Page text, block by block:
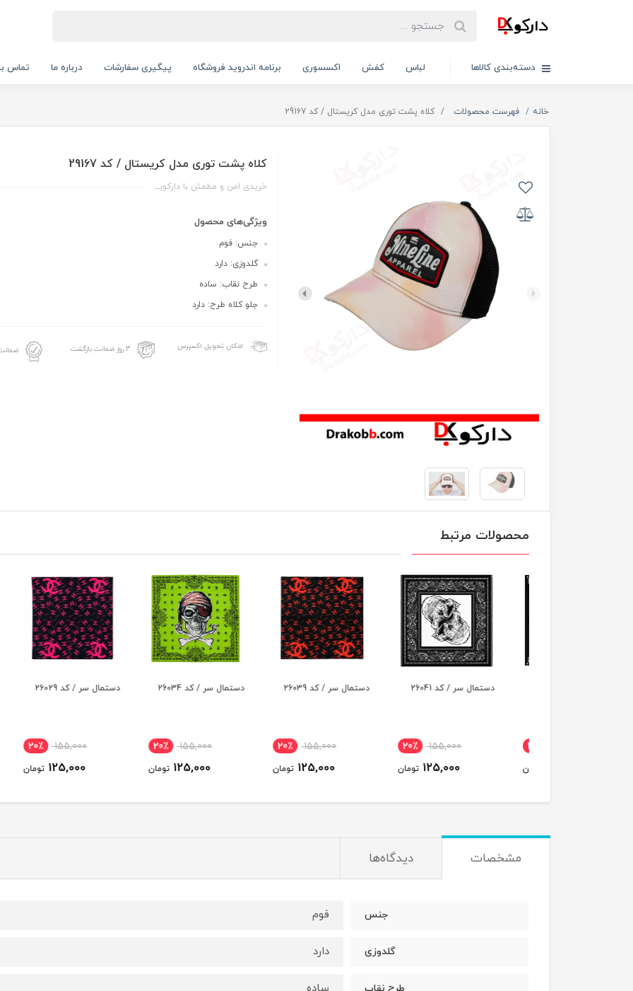
دسته‌بندی کالاها لباس کفش اکسسوری برنامه اندروید فروشگاه پیگیری سفارشات درباره ما تماس
خانه فهرست محصولات کلاه پشت توری مدل کریستال / کد 29167
کلاه پشت توری مدل کریستال / کد 29167
خریدی امن و مطمئن با دارکوبــ
ویژگی‌های محصول
جنس: فوم
گلدوزی: دارد
طرح نقاب: ساده
جلو کلاه طرح: دارد
امکان تحویل اکسپرس 3 روز ضمانت بازگشت
محصولات مرتبط
دستمال سر / کد 26041
155,000 20٪
125,000 تومان
دستمال سر / کد 26039
155,000 20٪
125,000 تومان
دستمال سر / کد 26034
155,000 20٪
125,000 تومان
دستمال سر / کد 26029
155,000 20٪
125,000 تومان
مشخصات دیدگاه‌ها
جنس فوم
گلدوزی دارد